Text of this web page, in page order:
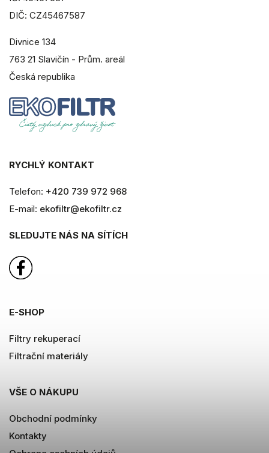
DIČ: CZ45467587
Divnice 134
763 21 Slavičín - Prům. areál
Česká republika
RYCHLÝ KONTAKT
Telefon: +420 739 972 968
E-mail: ekofiltr@ekofiltr.cz
SLEDUJTE NÁS NA SÍTÍCH
E-SHOP
Filtry rekuperací
Filtrační materiály
VŠE O NÁKUPU
Obchodní podmínky
Kontakty